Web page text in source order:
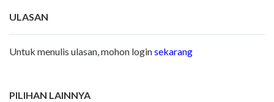
ULASAN
Untuk menulis ulasan, mohon loginsekarang
PILIHAN LAINNYA